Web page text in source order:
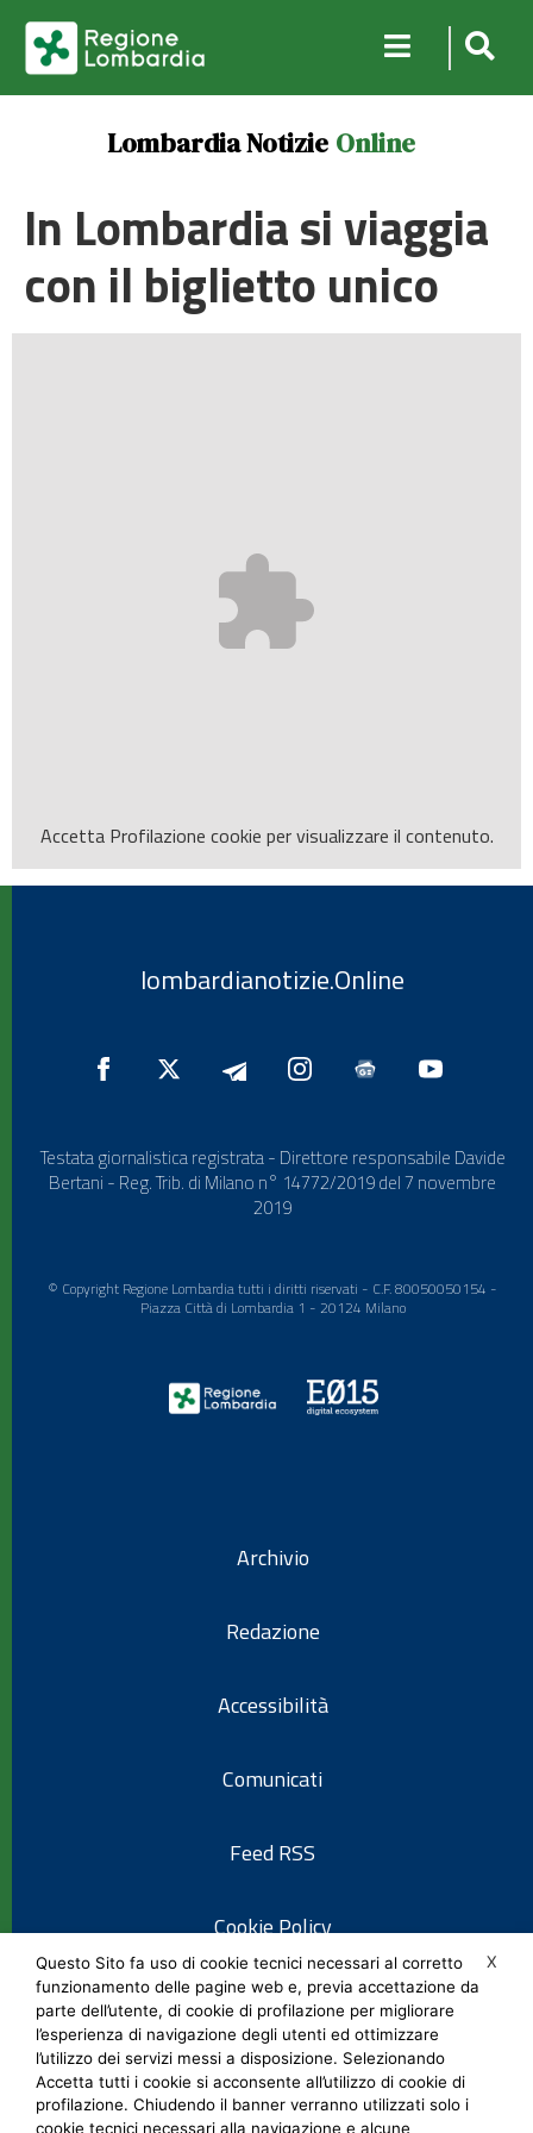
Lombardia Notizie Online
In Lombardia si viaggia
con il biglietto unico
Accetta Profilazione cookie per visualizzare il contenuto.
lombardianotizie.Online
Testata giornalistica registrata - Direttore responsabile Davide
Bertani - Reg. Trib. di Milano n° 14772/2019 del 7 novembre
2019
© Copyright Regione Lombardia tutti i diritti riservati - C.F. 80050050154 -
Piazza Città di Lombardia 1 - 20124 Milano
Archivio
Redazione
Accessibilità
Comunicati
Feed RSS
Cookie Policy
Informativa privacy
Note legali
X
Questo Sito fa uso di cookie tecnici necessari al corretto
funzionamento delle pagine web e, previa accettazione da
parte dell’utente, di cookie di profilazione per migliorare
l’esperienza di navigazione degli utenti ed ottimizzare
l’utilizzo dei servizi messi a disposizione. Selezionando
Accetta tutti i cookie si acconsente all’utilizzo di cookie di
profilazione. Chiudendo il banner verranno utilizzati solo i
cookie tecnici necessari alla navigazione e alcune